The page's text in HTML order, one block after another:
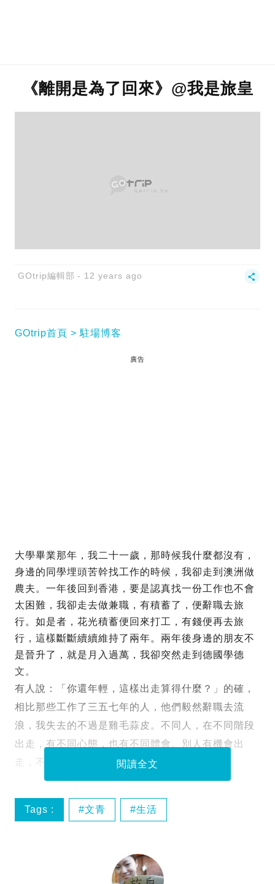
《離開是為了回來》@我是旅皇
GOtrip編輯部 12 years ago
GOtrip首頁 駐場博客
廣告
大學畢業那年，我二十一歲，那時候我什麼都沒有，
身邊的同學埋頭苦幹找工作的時候，我卻走到澳洲做
農夫。一年後回到香港，要是認真找一份工作也不會
太困難，我卻走去做兼職，有積蓄了，便辭職去旅
行。如是者，花光積蓄便回來打工，有錢便再去旅
行，這樣斷斷續續維持了兩年。兩年後身邊的朋友不
是晉升了，就是月入過萬，我卻突然走到德國學德
文。
有人說：「你還年輕，這樣出走算得什麼？」的確，
相比那些工作了三五七年的人，他們毅然辭職去流
浪，我失去的不過是雞毛蒜皮。不同人，在不同階段
出走，有不同心態，也有不同體會。別人有機會出
走，不是理所當然，選擇的同時，也需要捨棄。
閱讀全文
Tags : 文青 生活